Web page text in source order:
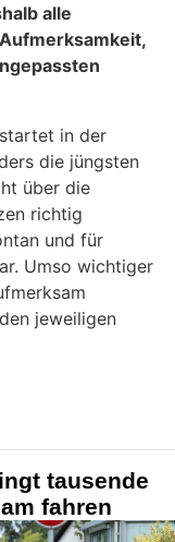
alle
in der
die jüngsten
über die
richtig
und für
Umso wichtiger
jeweiligen
tausende
fahren